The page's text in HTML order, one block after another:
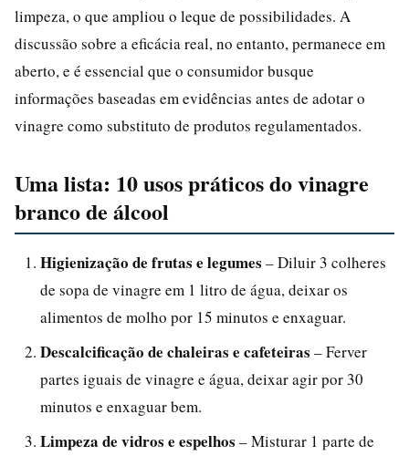
limpeza, o que ampliou o leque de possibilidades. A
discussão sobre a eficácia real, no entanto, permanece em
aberto, e é essencial que o consumidor busque
informações baseadas em evidências antes de adotar o
vinagre como substituto de produtos regulamentados.
Uma lista: 10 usos práticos do vinagre
branco de álcool
Higienização de frutas e legumes – Diluir 3 colheres
de sopa de vinagre em 1 litro de água, deixar os
alimentos de molho por 15 minutos e enxaguar.
Descalcificação de chaleiras e cafeteiras – Ferver
partes iguais de vinagre e água, deixar agir por 30
minutos e enxaguar bem.
Limpeza de vidros e espelhos – Misturar 1 parte de